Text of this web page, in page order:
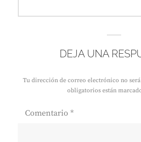
DEJA UNA
Tu dirección de correo electrónico no
obligatorios están
Comentario *